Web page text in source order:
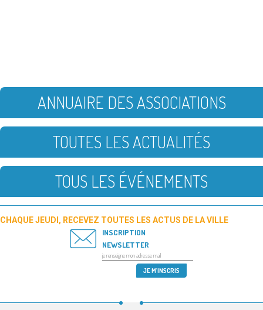
ANNUAIRE DES ASSOCIATIONS
TOUTES LES ACTUALITÉS
TOUS LES ÉVÉNEMENTS
CHAQUE JEUDI, RECEVEZ TOUTES LES ACTUS DE LA VILLE
INSCRIPTION
NEWSLETTER